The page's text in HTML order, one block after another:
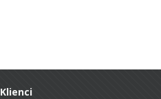
Klienci